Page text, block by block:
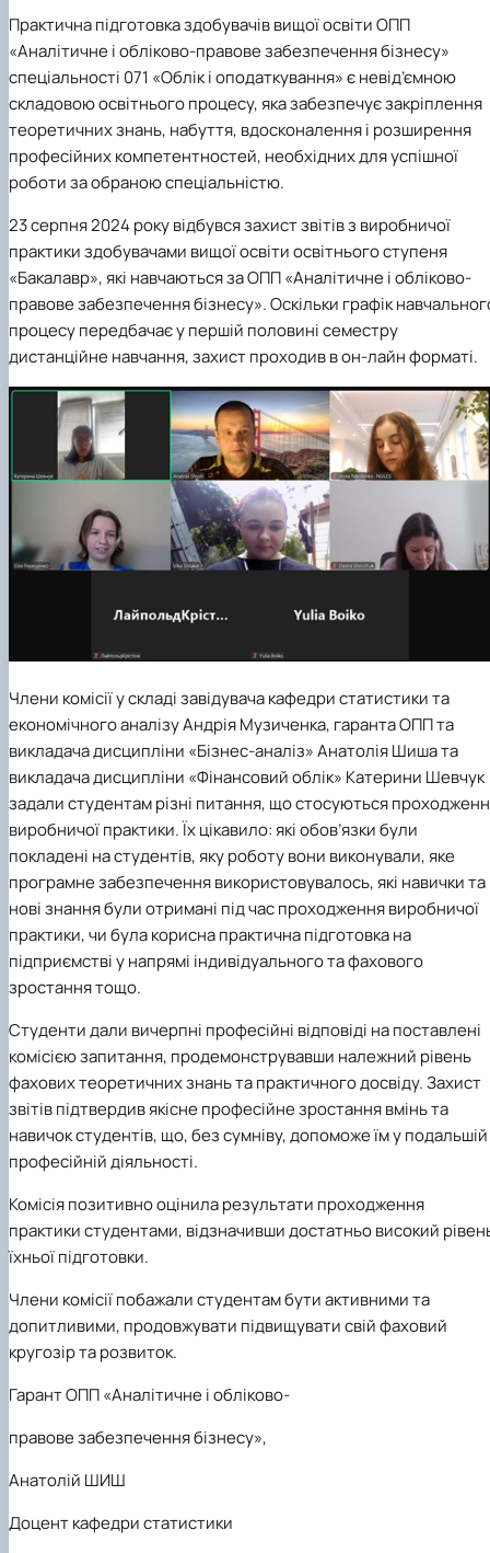
Практична підготовка здобувачів вищої освіти ОПП
«Аналітичне і обліково-правове забезпечення бізнесу»
спеціальності 071 «Облік і оподаткування» є невід’ємною
складовою освітнього процесу, яка забезпечує закріплення
теоретичних знань, набуття, вдосконалення і розширення
професійних компетентностей, необхідних для успішної
роботи за обраною спеціальністю.
23 серпня 2024 року відбувся захист звітів з виробничої
практики здобувачами вищої освіти освітнього ступеня
«Бакалавр», які навчаються за ОПП «Аналітичне і обліково-
правове забезпечення бізнесу». Оскільки графік
процесу передбачає у першій половині семестру
дистанційне навчання, захист проходив в он-лайн форматі.
Члени комісії у складі завідувача кафедри статистики та
економічного аналізу Андрія Музиченка, гаранта ОПП та
викладача дисципліни «Бізнес-аналіз» Анатолія Шиша та
викладача дисципліни «Фінансовий облік» Катерини Шевчук
задали студентам різні питання, що стосуються
виробничої практики. Їх цікавило: які обов’язки були
покладені на студентів, яку роботу вони виконували, яке
програмне забезпечення використовувалось, які навички та
нові знання були отримані під час проходження виробничої
практики, чи була корисна практична підготовка на
підприємстві у напрямі індивідуального та фахового
зростання тощо.
Студенти дали вичерпні професійні відповіді на поставлені
комісією запитання, продемонструвавши належний рівень
фахових теоретичних знань та практичного досвіду. Захист
звітів підтвердив якісне професійне зростання вмінь та
навичок студентів, що, без сумніву, допоможе їм у подальшій
професійній діяльності.
Комісія позитивно оцінила результати проходження
практики студентами, відзначивши достатньо високий
їхньої підготовки.
Члени комісії побажали студентам бути активними та
допитливими, продовжувати підвищувати свій фаховий
кругозір та розвиток.
Гарант ОПП «Аналітичне і обліково-
правове забезпечення бізнесу»,
Анатолій ШИШ
Доцент кафедри статистики